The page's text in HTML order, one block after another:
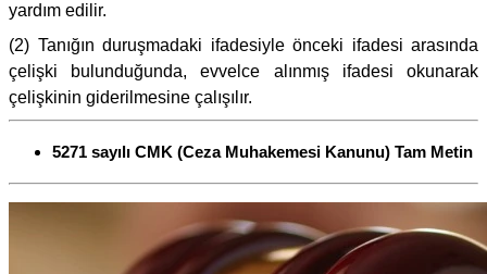
yardım edilir.
(2) Tanığın duruşmadaki ifadesiyle önceki ifadesi arasında
çelişki bulunduğunda, evvelce alınmış ifadesi okunarak
çelişkinin giderilmesine çalışılır.
5271 sayılı CMK (Ceza Muhakemesi Kanunu) Tam Metin